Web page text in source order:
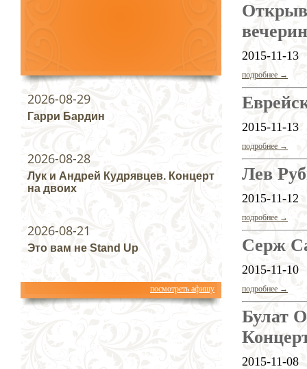
2015-11-13
подробнее →
2015-11-13
подробнее →
Лев
2015-11-12
подробнее →
Серж
2015-11-10
подробнее →
Булат
2015-11-08
2026-08-29
Гарри Бардин
2026-08-28
Лук и Андрей Кудрявцев. Концерт
на двоих
2026-08-21
Это вам не Stand Up
посмотреть афишу